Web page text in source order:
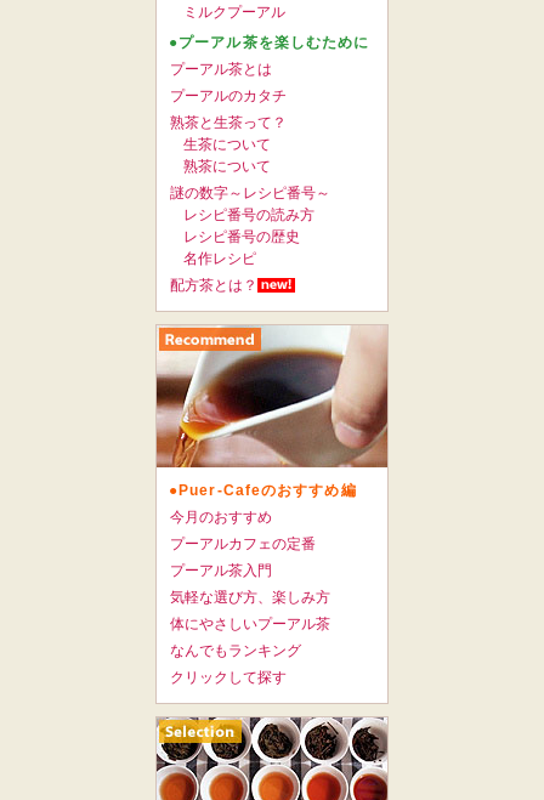
ミルクプーアル
●プーアル茶を楽しむために
プーアル茶とは
プーアルのカタチ
熟茶と生茶って？
生茶について
熟茶について
謎の数字～レシピ番号～
レシピ番号の読み方
レシピ番号の歴史
名作レシピ
配方茶とは？
●Puer-Cafeのおすすめ編
今月のおすすめ
プーアルカフェの定番
プーアル茶入門
気軽な選び方、楽しみ方
体にやさしいプーアル茶
なんでもランキング
クリックして探す